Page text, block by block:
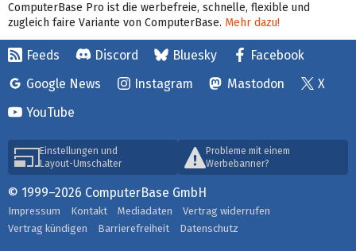
ComputerBase Pro ist die werbefreie, schnelle, flexible und
zugleich faire Variante von ComputerBase. Mehr dazu!
Feeds Discord Bluesky
Facebook
Google News
Instagram Mastodon
X
YouTube
Einstellungen und
Layout-Umschalter
Probleme mit einem
Werbebanner?
© 1999–2026 ComputerBase GmbH
Impressum Kontakt Mediadaten
Vertrag widerrufen
Vertrag kündigen
Barrierefreiheit Datenschutz